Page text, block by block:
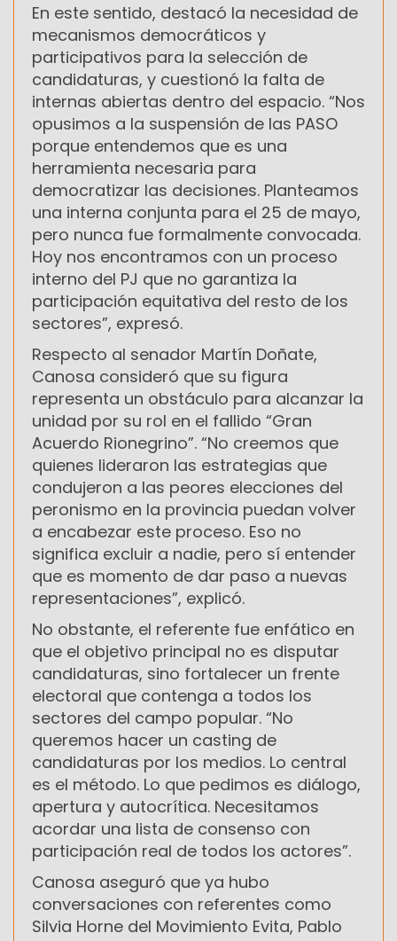
En este sentido, destacó la necesidad de
mecanismos democráticos y
participativos para la selección de
candidaturas, y cuestionó la falta de
internas abiertas dentro del espacio. “Nos
opusimos a la suspensión de las PASO
porque entendemos que es una
herramienta necesaria para
democratizar las decisiones. Planteamos
una interna conjunta para el 25 de mayo,
pero nunca fue formalmente convocada.
Hoy nos encontramos con un proceso
interno del PJ que no garantiza la
participación equitativa del resto de los
sectores”, expresó.
Respecto al senador Martín Doñate,
Canosa consideró que su figura
representa un obstáculo para alcanzar la
unidad por su rol en el fallido “Gran
Acuerdo Rionegrino”. “No creemos que
quienes lideraron las estrategias que
condujeron a las peores elecciones del
peronismo en la provincia puedan volver
a encabezar este proceso. Eso no
significa excluir a nadie, pero sí entender
que es momento de dar paso a nuevas
representaciones”, explicó.
No obstante, el referente fue enfático en
que el objetivo principal no es disputar
candidaturas, sino fortalecer un frente
electoral que contenga a todos los
sectores del campo popular. “No
queremos hacer un casting de
candidaturas por los medios. Lo central
es el método. Lo que pedimos es diálogo,
apertura y autocrítica. Necesitamos
acordar una lista de consenso con
participación real de todos los actores”.
Canosa aseguró que ya hubo
conversaciones con referentes como
Silvia Horne del Movimiento Evita, Pablo